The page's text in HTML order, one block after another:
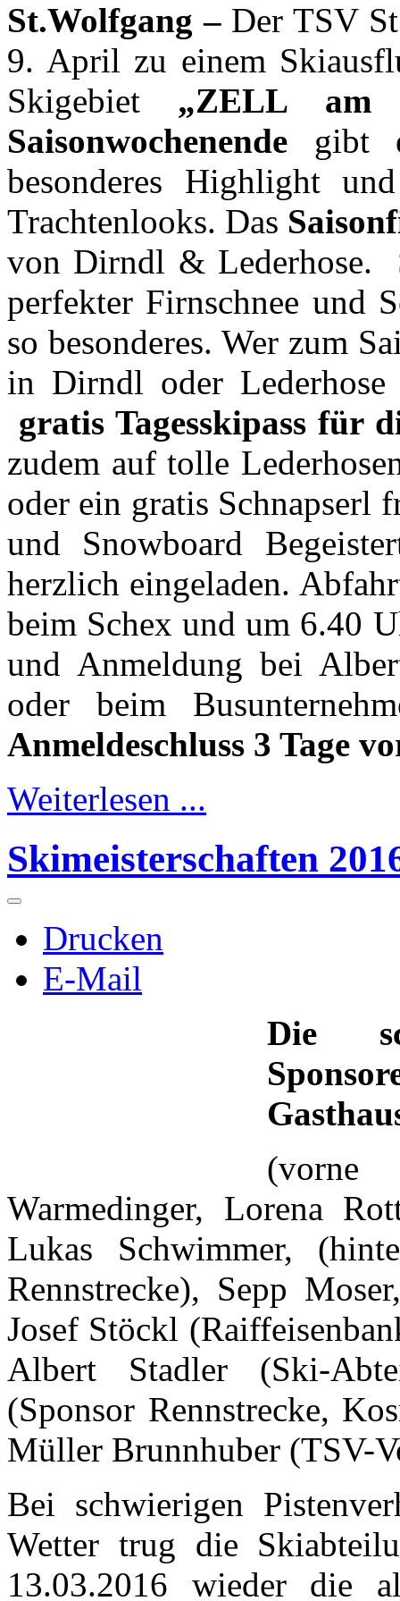
St.Wolfgang – Der TSV
9. April zu einem
Skigebiet „ZELL
Saisonwochenende gibt
besonderes Highlight
Trachtenlooks. Das
von Dirndl & Lederhose.
perfekter Firnschnee und
so besonderes. Wer zum
in Dirndl oder
gratis Tagesskipass für
zudem auf tolle
oder ein gratis
und Snowboard
herzlich eingeladen.
beim Schex und um 6.40
und Anmeldung bei
oder beim
Anmeldeschluss 3 Tage
Weiterlesen ...
Skimeisterschaften
Drucken
E-Mail
Die
Warmedinger, Lorena
Lukas Schwimmer,
Rennstrecke), Sepp
Josef Stöckl
Albert Stadler (Ski-
(Sponsor Rennstrecke,
Müller Brunnhuber (TSV-
Bei schwierigen
Wetter trug die
13.03.2016 wieder die